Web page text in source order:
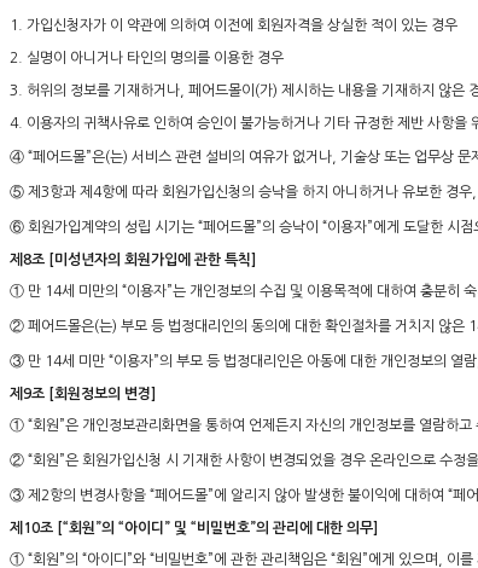
1. 가입신청자가 이 약관에 의하여 이전에 회원자격을 상실한 적이 있는 경우
2. 실명이 아니거나 타인의 명의를 이용한 경우
3. 허위의 정보를 기재하거나, 페어드몰이(가) 제시하는 내용을 기재하지 않은
4. 이용자의 귀책사유로 인하여 승인이 불가능하거나 기타 규정한 제반 사항을
④ “페어드몰”은(는) 서비스 관련 설비의 여유가 없거나, 기술상 또는 업무상 문
⑤ 제3항과 제4항에 따라 회원가입신청의 승낙을 하지 아니하거나 유보한 경우
⑥ 회원가입계약의 성립 시기는 “페어드몰”의 승낙이 “이용자”에게 도달한 시점
제8조 [미성년자의 회원가입에 관한 특칙]
① 만 14세 미만의 “이용자”는 개인정보의 수집 및 이용목적에 대하여 충분히
② 페어드몰은(는) 부모 등 법정대리인의 동의에 대한 확인절차를 거치지 않은
③ 만 14세 미만 “이용자”의 부모 등 법정대리인은 아동에 대한 개인정보의 열
제9조 [회원정보의 변경]
① “회원”은 개인정보관리화면을 통하여 언제든지 자신의 개인정보를 열람하고
② “회원”은 회원가입신청 시 기재한 사항이 변경되었을 경우 온라인으로 수정
③ 제2항의 변경사항을 “페어드몰”에 알리지 않아 발생한 불이익에 대하여 “페
제10조 [“회원”의 “아이디” 및 “비밀번호”의 관리에 대한 의무]
① “회원”의 “아이디”와 “비밀번호”에 관한 관리책임은 “회원”에게 있으며, 이